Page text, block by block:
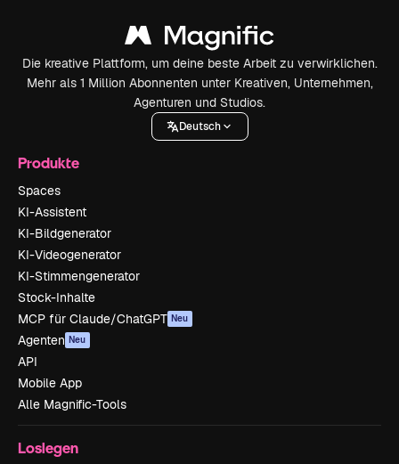
Die kreative Plattform, um deine beste Arbeit zu verwirklichen.
Mehr als 1 Million Abonnenten unter Kreativen, Unternehmen,
Agenturen und Studios.
Deutsch
Produkte
Spaces
KI-Assistent
KI-Bildgenerator
KI-Videogenerator
KI-Stimmengenerator
Stock-Inhalte
MCP für Claude/ChatGPT Neu
Agenten Neu
API
Mobile App
Alle Magnific-Tools
Loslegen